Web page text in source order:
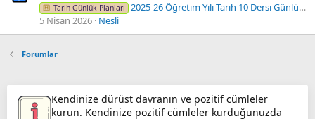
Tarih Günlük Planları
2025-26 Öğretim Yılı Tarih 10 Dersi Günlük Planları
5 Nisan 2026 Nesli
Forumlar
Kendinize dürüst davranın ve pozitif cümleler
kurun. Kendinize pozitif cümleler kurduğunuzda